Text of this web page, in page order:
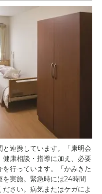
連携しています。「康明会
康相談・指導に加え、必要
行っています。「かみきた
実施。緊急時には24時間
さい。病気またはケガによ